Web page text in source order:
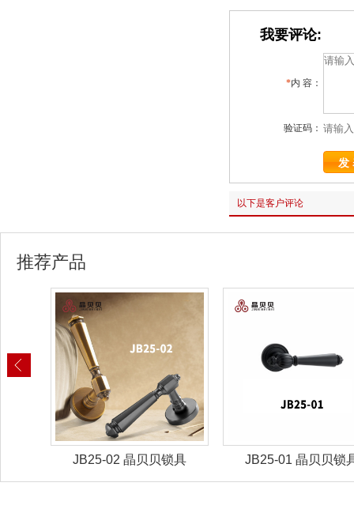
我要评论:
*内 容：
验证码：
以下是客户评论
推荐产品
JB25-02 晶贝贝锁具 JB25-01 晶贝贝锁